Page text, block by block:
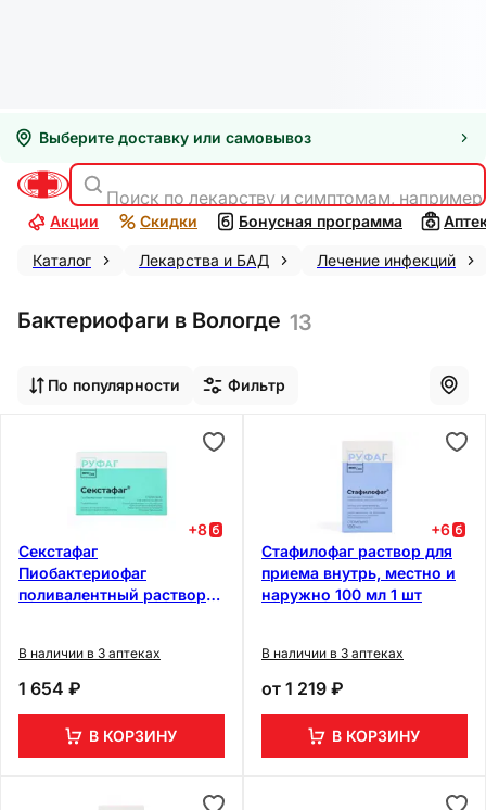
Выберите доставку или самовывоз
Поиск по лекарству и симптомам,
Акции Скидки Бонусная программа
Каталог Лекарства и БАД Лечение инфекций
Бактериофаги в Вологде 13
По популярности Фильтр
+8
Секстафаг
Пиобактериофаг
поливалентный раствор
4 шт
В наличии в 3 аптеках
1 654 ₽
В КОРЗИНУ
+6
Стафилофаг раствор для
приема внутрь, местно и
наружно 100 мл 1 шт
В наличии в 3 аптеках
от 1 219 ₽
В КОРЗИНУ